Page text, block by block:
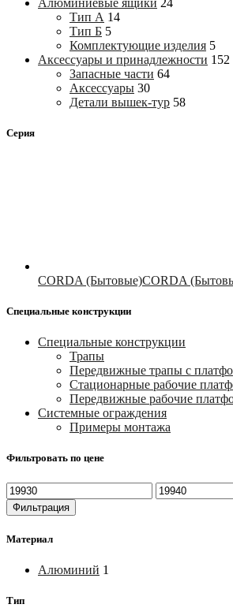
Тип А 14
Тип Б 5
Комплектующие изделия 5
Аксессуары и принадлежности 152
Запасные части 64
Аксессуары 30
Детали вышек-тур 58
Серия
CORDA (Бытовые)CORDA
Специальные конструкции
Специальные конструкции
Трапы
Передвижные трапы с
Стационарные рабочие
Передвижные рабочие
Системные ограждения
Примеры монтажа
Фильтровать по цене
Минимальная
цена
Максимальная
цена
Фильтрация
Материал
Алюминий 1
Тип